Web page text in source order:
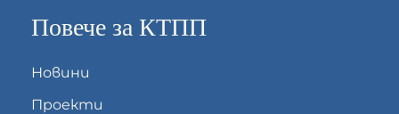
Повече за КТПП
Новини
Проекти